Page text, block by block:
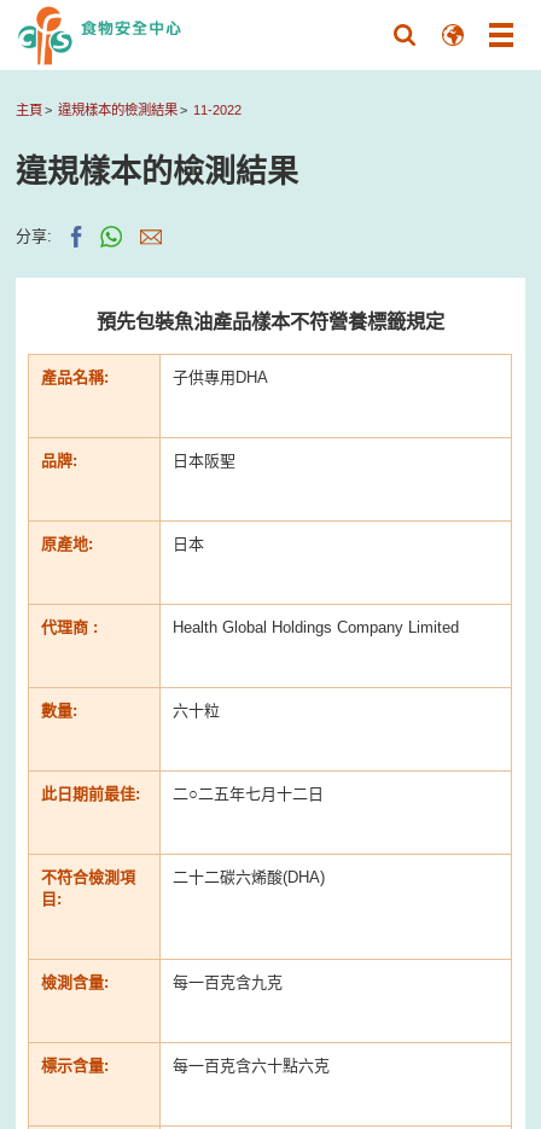
主頁 違規樣本的檢測結果 11-2022
違規樣本的檢測結果
分享:
預先包裝魚油產品樣本不符營養標籤規定
產品名稱: 子供專用DHA
品牌: 日本阪聖
原產地: 日本
代理商 : Health Global Holdings Company Limited
數量: 六十粒
此日期前最佳: 二○二五年七月十二日
不符合檢測項
目:
二十二碳六烯酸(DHA)
檢測含量: 每一百克含九克
標示含量: 每一百克含六十點六克